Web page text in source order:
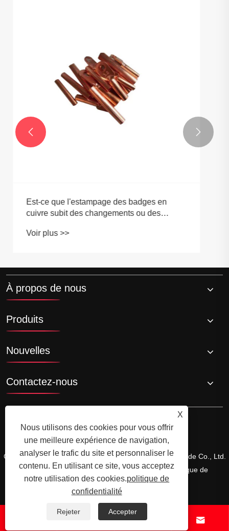
 
À propos de nous
Produits
Nouvelles
Contactez-nous
Copyright © 2024 Xiamen Xiangxing Xin Industry and Trade Co., Ltd.
Tous droits réservés.Links Sitemap RSS XML politique de
confidentialité
 
X
Nous utilisons des cookies pour vous offrir
une meilleure expérience de navigation,
analyser le trafic du site et personnaliser le
contenu. En utilisant ce site, vous acceptez
notre utilisation des cookies.politique de
confidentialité
Rejeter Accepter